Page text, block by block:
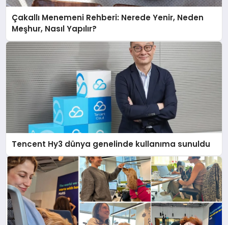
Çakallı Menemeni Rehberi: Nerede Yenir, Neden
Meşhur, Nasıl Yapılır?
Tencent Hy3 dünya genelinde kullanıma sunuldu